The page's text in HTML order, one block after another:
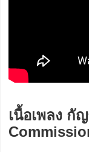
เนื้อเพลง กั